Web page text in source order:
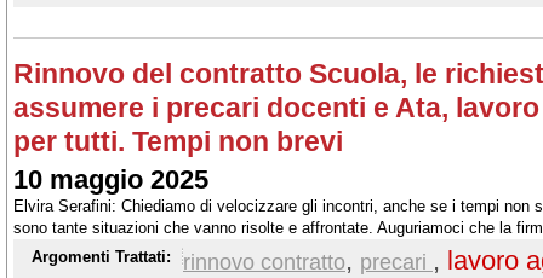
Rinnovo del contratto Scuola, le
assumere i precari docenti e Ata,
per tutti. Tempi non brevi
10 maggio 2025
Elvira Serafini: Chiediamo di velocizzare gli incontri, anche se i tempi non
sono tante situazioni che vanno risolte e affrontate. Auguriamoci che la
entro il 2025
Argomenti Trattati: rinnovo contratto, precari , lavoro